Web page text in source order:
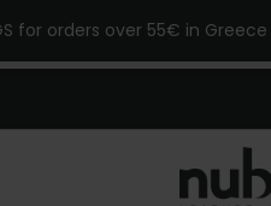
for orders over 55€ in